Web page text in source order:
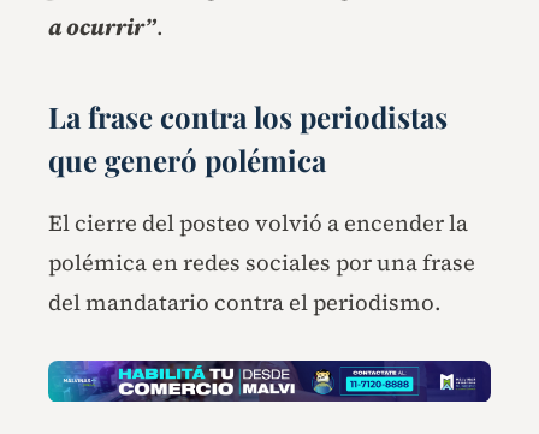
a ocurrir”.
La frase contra los periodistas
que generó polémica
El cierre del posteo volvió a encender la
polémica en redes sociales por una frase
del mandatario contra el periodismo.